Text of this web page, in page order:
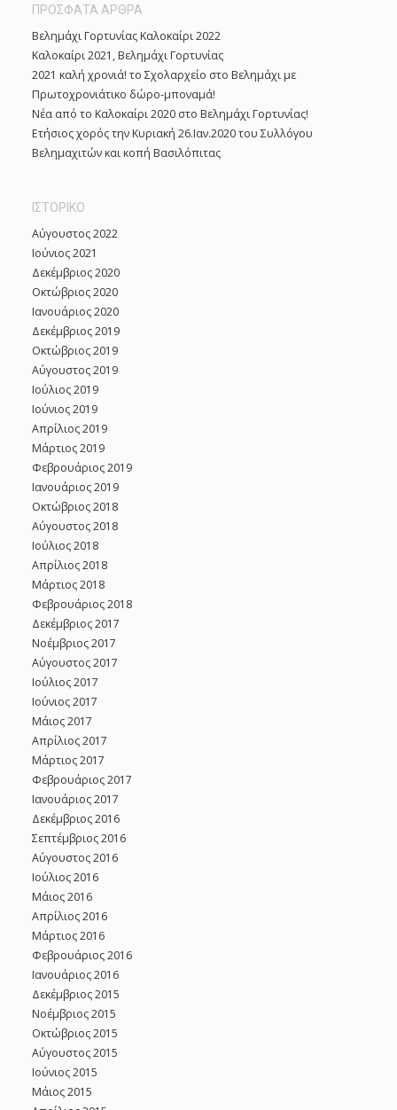
h
f
o
r
:
ΠΡΟΣΦΑΤΑ ΑΡΘΡΑ
Βελημάχι Γορτυνίας Καλοκαίρι 2022
Καλοκαίρι 2021, Βελημάχι Γορτυνίας
2021 καλή χρονιά! το Σχολαρχείο στο Βελημάχι με
Πρωτοχρονιάτικο δώρο-μποναμά!
Νέα από το Καλοκαίρι 2020 στο Βελημάχι Γορτυνίας!
Ετήσιος χορός την Κυριακή 26.Ιαν.2020 του Συλλόγου
Βελημαχιτών και κοπή Βασιλόπιτας
ΙΣΤΟΡΙΚΌ
Αύγουστος 2022
Ιούνιος 2021
Δεκέμβριος 2020
Οκτώβριος 2020
Ιανουάριος 2020
Δεκέμβριος 2019
Οκτώβριος 2019
Αύγουστος 2019
Ιούλιος 2019
Ιούνιος 2019
Απρίλιος 2019
Μάρτιος 2019
Φεβρουάριος 2019
Ιανουάριος 2019
Οκτώβριος 2018
Αύγουστος 2018
Ιούλιος 2018
Απρίλιος 2018
Μάρτιος 2018
Φεβρουάριος 2018
Δεκέμβριος 2017
Νοέμβριος 2017
Αύγουστος 2017
Ιούλιος 2017
Ιούνιος 2017
Μάιος 2017
Απρίλιος 2017
Μάρτιος 2017
Φεβρουάριος 2017
Ιανουάριος 2017
Δεκέμβριος 2016
Σεπτέμβριος 2016
Αύγουστος 2016
Ιούλιος 2016
Μάιος 2016
Απρίλιος 2016
Μάρτιος 2016
Φεβρουάριος 2016
Ιανουάριος 2016
Δεκέμβριος 2015
Νοέμβριος 2015
Οκτώβριος 2015
Αύγουστος 2015
Ιούνιος 2015
Μάιος 2015